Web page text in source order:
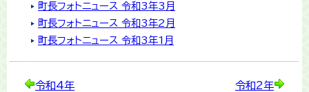
町長フォトニュース 令和3年3月
町長フォトニュース 令和3年2月
町長フォトニュース 令和3年1月
令和4年 令和2年